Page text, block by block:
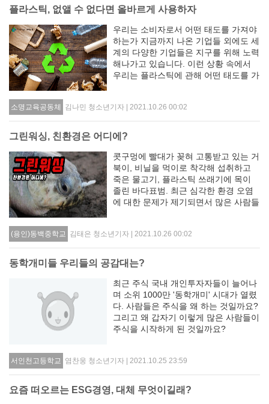
플라스틱, 없앨 수 없다면 올바르게 사용하자
우리는 소비자로서 어떤 태도를 가져야
하는가 지금까지 나온 기업들 외에도 세
계의 다양한 기업들은 지구를 위해 노력
해나가고 있습니다. 이런 상황 속에서
우리는 플라스틱에 관해 어떤 태도를 가
른 분리배출을 통해 쓰레기가 아닌, 또
다른 ..
소명교육공동체 김나민 청소년기자 | 2021.10.26 00:02
그린워싱, 친환경은 어디에?
콧구멍에 빨대가 꽂혀 고통받고 있는 거
북이, 비닐을 먹이로 착각해 섭취하고
죽은 물고기, 플라스틱 쓰래기에 목이
졸린 바다표범. 최근 심각한 환경 오염
에 대한 문제가 제기되면서 많은 사람들
가는 동물들을 보고 환경 오염이라는 사
회적인..
(용인)동백중학교 김태은 청소년기자 | 2021.10.26 00:02
동학개미들 우리들의 공감대는?
최근 주식 국내 개인투자자들이 늘어나
며 소위 1000만 '동학개미' 시대가 열렸
다. 사람들은 주식을 왜 하는 것일까요?
그리고 왜 갑자기 이렇게 많은 사람들이
주식을 시작하게 된 것일까요?
서인천고등학교 염찬웅 청소년기자 | 2021.10.25 23:59
요즘 떠오르는 ESG경영, 대체 무엇이길래?